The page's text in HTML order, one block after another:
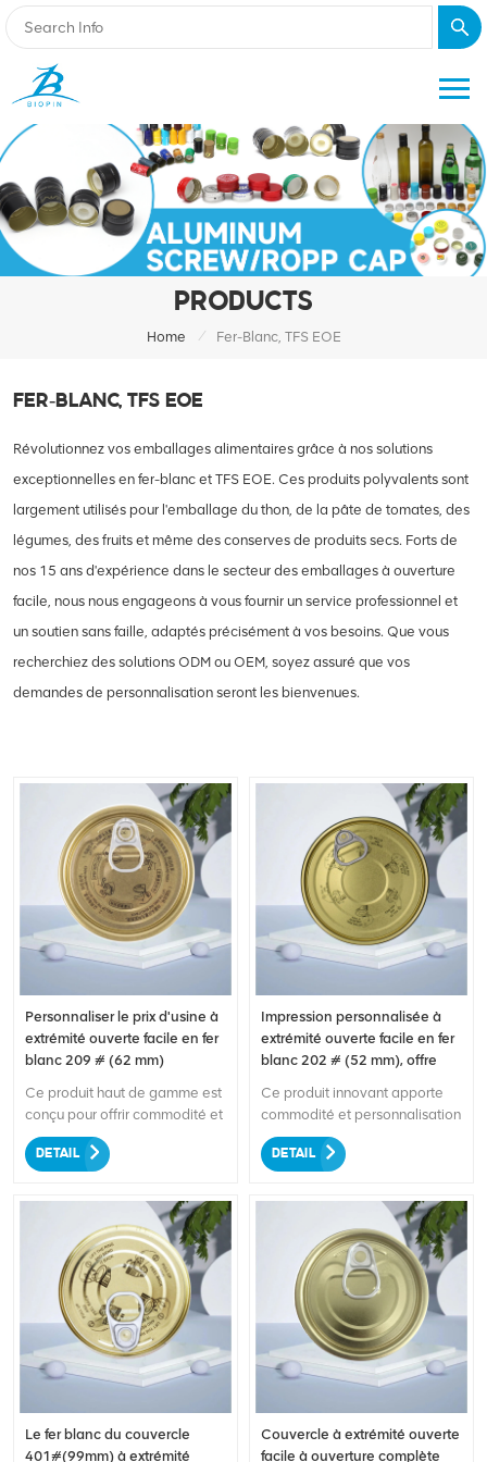
PRODUCTS
Home / Fer-Blanc, TFS EOE
FER-BLANC, TFS EOE
Révolutionnez vos emballages alimentaires grâce à nos solutions
exceptionnelles en fer-blanc et TFS EOE. Ces produits polyvalents sont
largement utilisés pour l'emballage du thon, de la pâte de tomates, des
légumes, des fruits et même des conserves de produits secs. Forts de
nos 15 ans d'expérience dans le secteur des emballages à ouverture
facile, nous nous engageons à vous fournir un service professionnel et
un soutien sans faille, adaptés précisément à vos besoins. Que vous
recherchiez des solutions ODM ou OEM, soyez assuré que vos
demandes de personnalisation seront les bienvenues.
Personnaliser le prix d'usine à
extrémité ouverte facile en fer
blanc 209 # (62 mm)
Ce produit haut de gamme est
conçu pour offrir commodité et
rentabilité à vos besoins en
matière d’emballage. Fabriqué
supérieure, il garantit la
durabilité et le confinement
sécurisé de vos boissons ou
produits alimentaires. La
fonction d'ouverture facile
permet une ouverture sans
effort, ce qui la rend pratique
pour les consommateurs de
tous âges. Grâce à notre offre
exceptionnelle à un tarif
DETAIL
Impression personnalisée à
extrémité ouverte facile en fer
blanc 202 # (52 mm), offre
Ce produit innovant apporte
commodité et personnalisation
à vos besoins en matière
d’emballage de canettes.
de haute qualité, il garantit la
durabilité et le stockage en
toute sécurité de vos boissons.
La conception facile à
extrémité ouverte permet une
ouverture sans effort, éliminant
ainsi les tracas des ouvre-
boîtes traditionnels. Avec les
options d'impression
designs de votre marque,
DETAIL
Le fer blanc du couvercle
401#(99mm) à extrémité
Couvercle à extrémité ouverte
facile à ouverture complète